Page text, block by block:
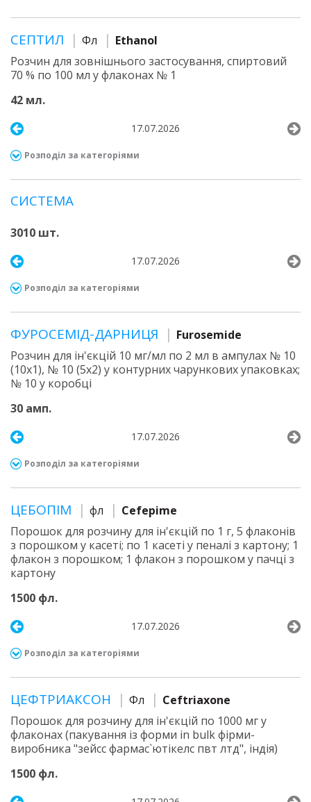
СЕПТИЛ Фл
Ethanol
Розчин для зовнішнього застосування, спиртовий
70 % по 100 мл у флаконах № 1
42 мл.
17.07.2026
Розподіл за категоріями
СИСТЕМА
3010 шт.
17.07.2026
Розподіл за категоріями
ФУРОСЕМІД-ДАРНИЦЯ
Furosemide
Розчин для ін'єкцій 10 мг/мл по 2 мл в ампулах № 10
(10х1), № 10 (5х2) у контурних чарункових упаковках;
№ 10 у коробці
30 амп.
17.07.2026
Розподіл за категоріями
ЦЕБОПІМ фл
Cefepime
Порошок для розчину для ін'єкцій по 1 г, 5 флаконів
з порошком у касеті; по 1 касеті у пеналі з картону; 1
флакон з порошком; 1 флакон з порошком у пачці з
картону
1500 фл.
17.07.2026
Розподіл за категоріями
ЦЕФТРИАКСОН Фл
Ceftriaxone
Порошок для розчину для ін'єкцій по 1000 мг у
флаконах (пакування із форми in bulk фірми-
виробника "зейсс фармас`ютікелс пвт лтд", індія)
1500 фл.